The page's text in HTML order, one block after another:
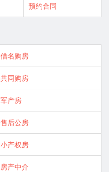
预约合同
借名购房
共同购房
军产房
售后公房
小产权房
房产中介